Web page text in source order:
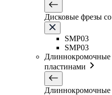
Дисковые фрезы
SMP03
SMP03
пластинами